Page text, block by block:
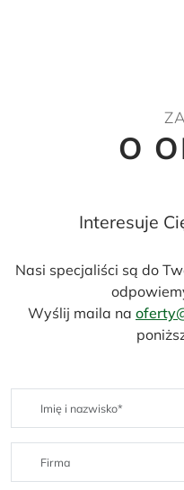
O
Interesuje
Nasi specjaliści są do
Wyślij maila na